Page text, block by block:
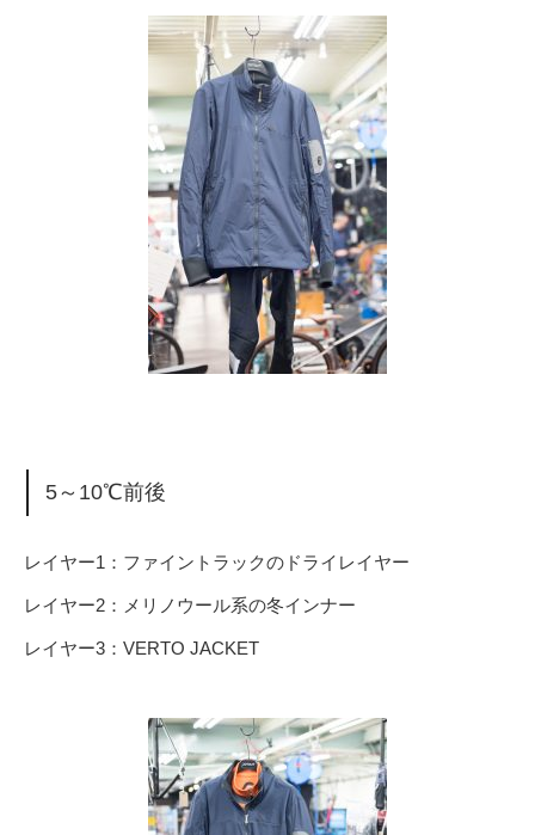
5～10℃前後
レイヤー1：ファイントラックのドライレイヤー
レイヤー2：メリノウール系の冬インナー
レイヤー3：VERTO JACKET